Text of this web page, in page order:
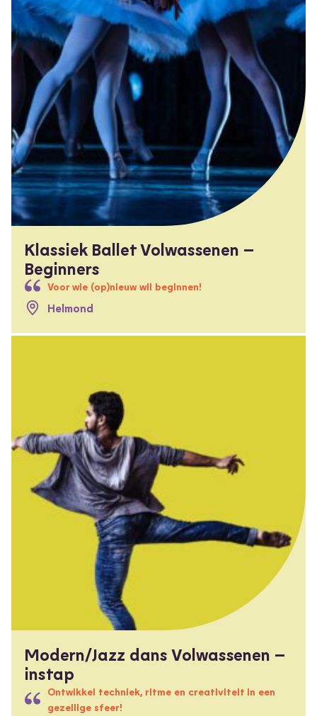
Klassiek Ballet Volwassenen –
Beginners
Voor wie (op)nieuw wil beginnen!
Helmond
Modern/Jazz dans Volwassenen –
instap
Ontwikkel techniek, ritme en creativiteit in een
gezellige sfeer!